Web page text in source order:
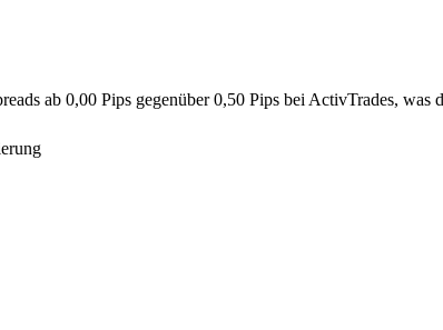
ab 0,00 Pips gegenüber 0,50 Pips bei ActivTrades, was